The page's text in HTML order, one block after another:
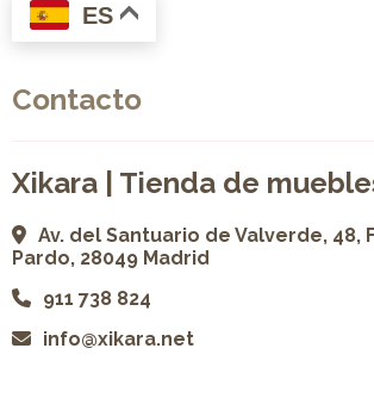
ES
Contacto
Xikara | Tienda de
Av. del Santuario de Valverde, 48,
Pardo, 28049 Madrid
911 738 824
info@xikara.net